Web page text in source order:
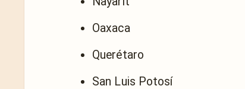
Oaxaca
Querétaro
San Luis Potosí